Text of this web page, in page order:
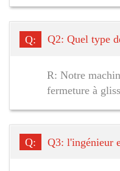
Q: Q2: Quel type
R: Notre
fermeture à
Q: Q3: l'ingénieur